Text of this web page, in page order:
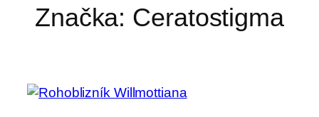
Značka: Ceratostigma